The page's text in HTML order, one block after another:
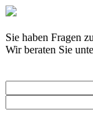
Sie haben Fragen
Wir beraten Sie